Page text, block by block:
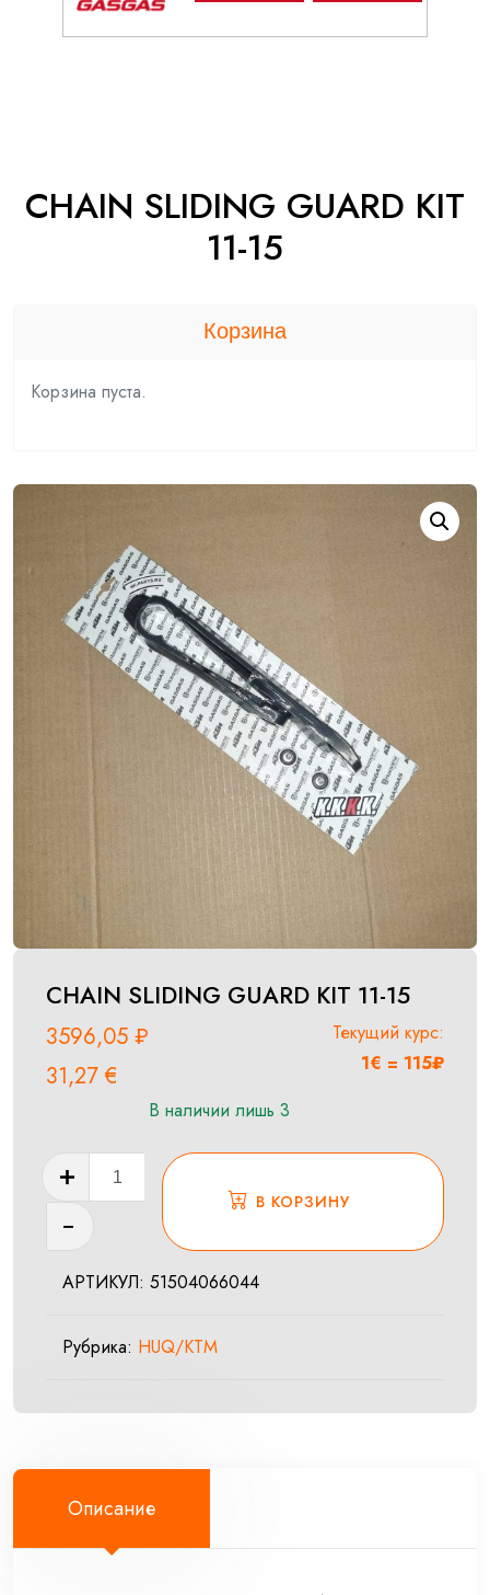
CHAIN SLIDING GUARD KIT
11-15
CHAIN SLIDING GUARD KIT 11-15
3596,05 ₽
31,27€
Текущий курс:
1€ = 115₽
В наличии лишь 3
Количество
товара
CHAIN
SLIDING
GUARD
11-
В КОРЗИНУ
АРТИКУЛ: 51504066044
Рубрика: HUQ/KTM
Описание
Корзина
Корзина пуста.